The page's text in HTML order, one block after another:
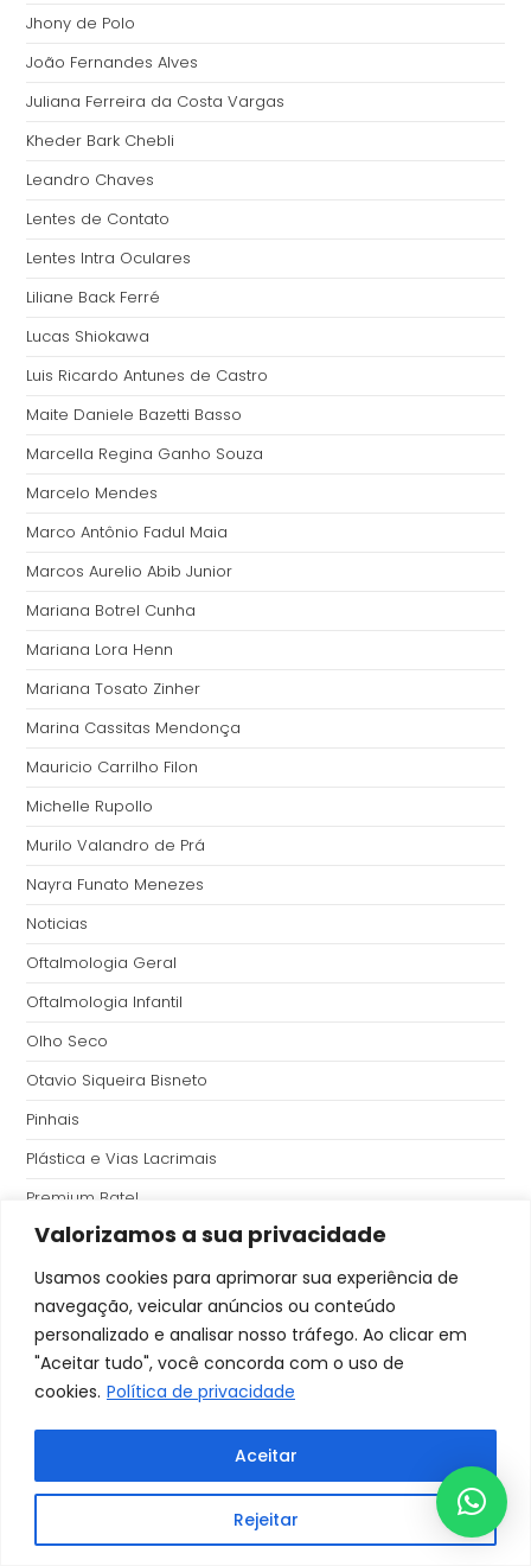
Valorizamos a sua privacidade
Usamos cookies para aprimorar sua experiência de
navegação, veicular anúncios ou conteúdo
personalizado e analisar nosso tráfego. Ao clicar em
"Aceitar tudo", você concorda com o uso de
cookies. Política de privacidade
Rejeitar
Aceitar
Jhony de Polo
João Fernandes Alves
Juliana Ferreira da Costa Vargas
Kheder Bark Chebli
Leandro Chaves
Lentes de Contato
Lentes Intra Oculares
Liliane Back Ferré
Lucas Shiokawa
Luis Ricardo Antunes de Castro
Maite Daniele Bazetti Basso
Marcella Regina Ganho Souza
Marcelo Mendes
Marco Antônio Fadul Maia
Marcos Aurelio Abib Junior
Mariana Botrel Cunha
Mariana Lora Henn
Mariana Tosato Zinher
Marina Cassitas Mendonça
Mauricio Carrilho Filon
Michelle Rupollo
Murilo Valandro de Prá
Nayra Funato Menezes
Noticias
Oftalmologia Geral
Oftalmologia Infantil
Olho Seco
Otavio Siqueira Bisneto
Pinhais
Plástica e Vias Lacrimais
Premium Batel
Presbiopia
Priscila Helena Araujo Oliveira
Rafael de Matos
Rafael Ferre
Rafael Garcez Barreto
Rafael Pasqualini de Assis
Rafaela Modelli